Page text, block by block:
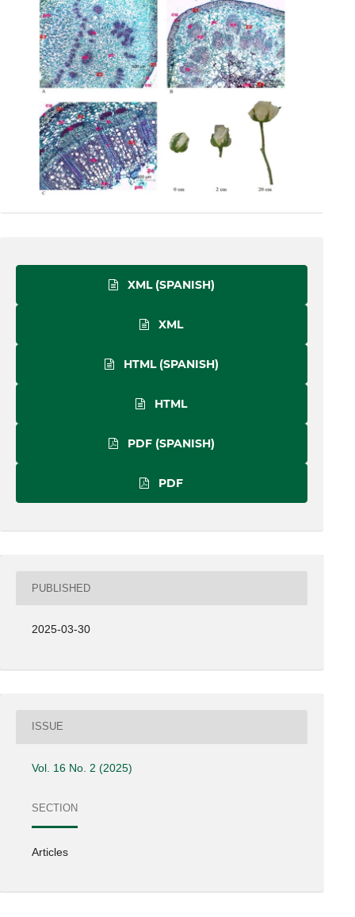
XML (SPANISH)
XML
HTML (SPANISH)
HTML
PDF (SPANISH)
PDF
PUBLISHED
2025-03-30
ISSUE
Vol. 16 No. 2 (2025)
SECTION
Articles